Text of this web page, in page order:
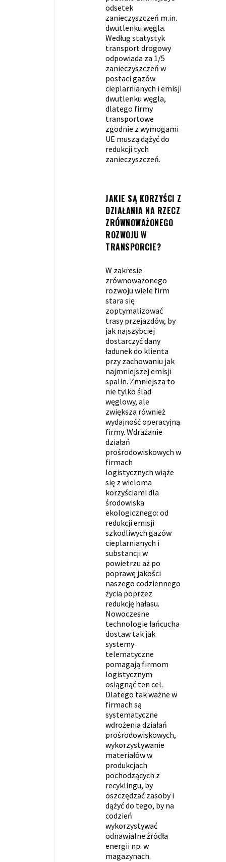
odsetek
zanieczyszczeń m.in.
dwutlenku węgla.
Według statystyk
transport drogowy
odpowiada za 1/5
zanieczyszczeń w
postaci gazów
cieplarnianych i emisji
dwutlenku węgla,
dlatego firmy
transportowe
zgodnie z wymogami
UE muszą dążyć do
redukcji tych
zanieczyszczeń.
JAKIE SĄ KORZYŚCI Z
DZIAŁANIA NA RZECZ
ZRÓWNOWAŻONEGO
ROZWOJU W
TRANSPORCIE?
W zakresie
zrównoważonego
rozwoju wiele firm
stara się
zoptymalizować
trasy przejazdów, by
jak najszybciej
dostarczyć dany
ładunek do klienta
przy zachowaniu jak
najmniejszej emisji
spalin. Zmniejsza to
nie tylko ślad
węglowy, ale
zwiększa również
wydajność operacyjną
firmy. Wdrażanie
działań
prośrodowiskowych w
firmach
logistycznych wiąże
się z wieloma
korzyściami dla
środowiska
ekologicznego: od
redukcji emisji
szkodliwych gazów
cieplarnianych i
substancji w
powietrzu aż po
poprawę jakości
naszego codziennego
życia poprzez
redukcję hałasu.
Nowoczesne
technologie łańcucha
dostaw tak jak
systemy
telematyczne
pomagają firmom
logistycznym
osiągnąć ten cel.
Dlatego tak ważne w
firmach są
systematyczne
wdrożenia działań
prośrodowiskowych,
wykorzystywanie
materiałów w
produkcjach
pochodzących z
recyklingu, by
oszczędzać zasoby i
dążyć do tego, by na
codzień
wykorzystywać
odnawialne źródła
energii np. w
magazynach.